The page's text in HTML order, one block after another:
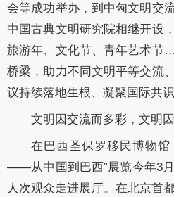
会等成功举办，到中匈文明交
中国古典文明研究院相继开设
旅游年、文化节、青年艺术
桥梁，助力不同文明平等交流
议持续落地生根、凝聚国际共识
文明因交流而多彩，文明因
在巴西圣保罗移民博物馆
——从中国到巴西”展览今年3
人次观众走进展厅。在北京首